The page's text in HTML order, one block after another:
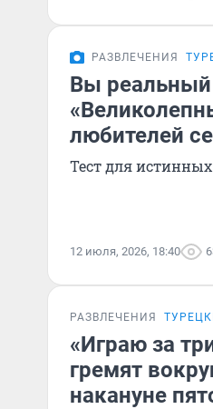
РАЗВЛЕЧЕНИЯ
Вы реальный
любителей
Тест для
12 июля, 2026, 18:40
РАЗВЛЕЧЕНИЯ
«Играю за
гремят
накануне